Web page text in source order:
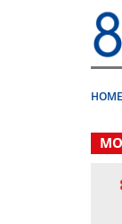
a:
HOME
.